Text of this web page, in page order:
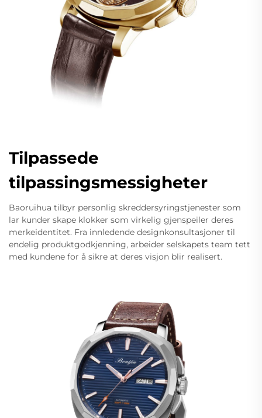
Tilpassede
tilpassingsmessigheter
Baoruihua tilbyr personlig skreddersyringstjenester som
lar kunder skape klokker som virkelig gjenspeiler deres
merkeidentitet. Fra innledende designkonsultasjoner til
endelig produktgodkjenning, arbeider selskapets team tett
med kundene for å sikre at deres visjon blir realisert.